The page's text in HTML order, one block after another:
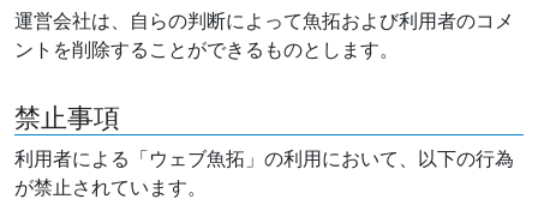
運営会社は、自らの判断によって魚拓および利用者のコメ
ントを削除することができるものとします。
禁止事項
利用者による「ウェブ魚拓」の利用において、以下の行為
が禁止されています。